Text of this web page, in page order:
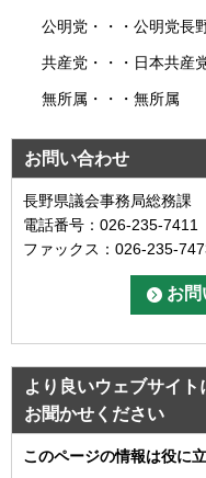
公明党・・・公明党長
共産党・・・日本共産
無所属・・・無所属
お問い合わせ
長野県議会事務局総務課
電話番号：026-235-7411
ファックス：026-235-
より良いウェブサイ
お聞かせください
このページの情報は役に